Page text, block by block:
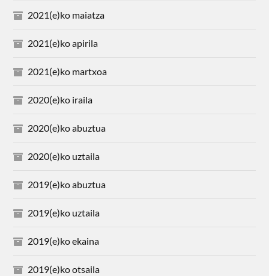
2021(e)ko maiatza
2021(e)ko apirila
2021(e)ko martxoa
2020(e)ko iraila
2020(e)ko abuztua
2020(e)ko uztaila
2019(e)ko abuztua
2019(e)ko uztaila
2019(e)ko ekaina
2019(e)ko otsaila